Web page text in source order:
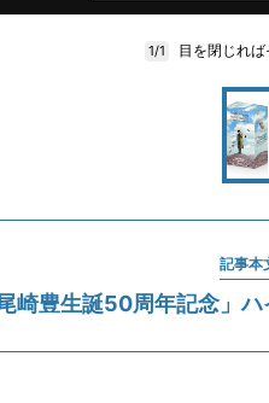
1/1 目を閉じれ
記事本
崎豊生誕50周年記念」